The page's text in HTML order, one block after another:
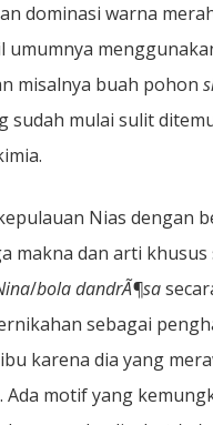
dominasi warna
misalnya buah pohon
sudah mulai sulit
Nias dengan
makna dan arti khusus
/bola dandrÃ¶sa
sebagai
karena dia yang
motif yang